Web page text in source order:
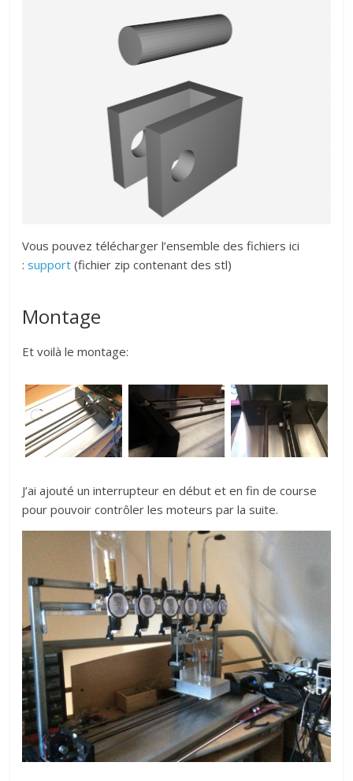
Vous pouvez télécharger l’ensemble des fichiers ici
:support (fichier zip contenant des stl)
Montage
Et voilà le montage:
J’ai ajouté un interrupteur en début et en fin de course
pour pouvoir contrôler les moteurs par la suite.